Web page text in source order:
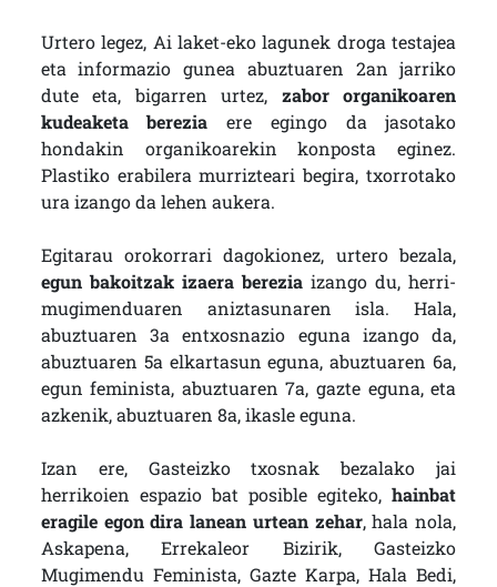
Urtero legez, Ai laket-eko lagunek droga testajea
eta informazio gunea abuztuaren 2an jarriko
dute eta, bigarren urtez, zabor organikoaren
kudeaketa bereziaere egingo da jasotako
hondakin organikoarekin konposta eginez.
Plastiko erabilera murrizteari begira, txorrotako
ura izango da lehen aukera.
Egitarau orokorrari dagokionez, urtero bezala,
egun bakoitzak izaera berezia izango du, herri-
mugimenduaren aniztasunaren isla. Hala,
abuztuaren 3a entxosnazio eguna izango da,
abuztuaren 5a elkartasun eguna, abuztuaren 6a,
egun feminista, abuztuaren 7a, gazte eguna, eta
azkenik, abuztuaren 8a, ikasle eguna.
Izan ere, Gasteizko txosnak bezalako jai
herrikoien espazio bat posible egiteko,hainbat
eragile egon dira lanean urtean zehar, hala nola,
Askapena, Errekaleor Bizirik, Gasteizko
Mugimendu Feminista, Gazte Karpa, Hala Bedi,